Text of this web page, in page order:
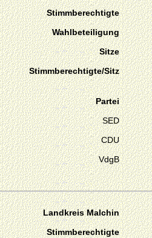
Stimmberechtigte
Wahlbeteiligung
Sitze
Stimmberechtigte/Sitz
Partei
SED
CDU
VdgB
Landkreis Malchin
Stimmberechtigte